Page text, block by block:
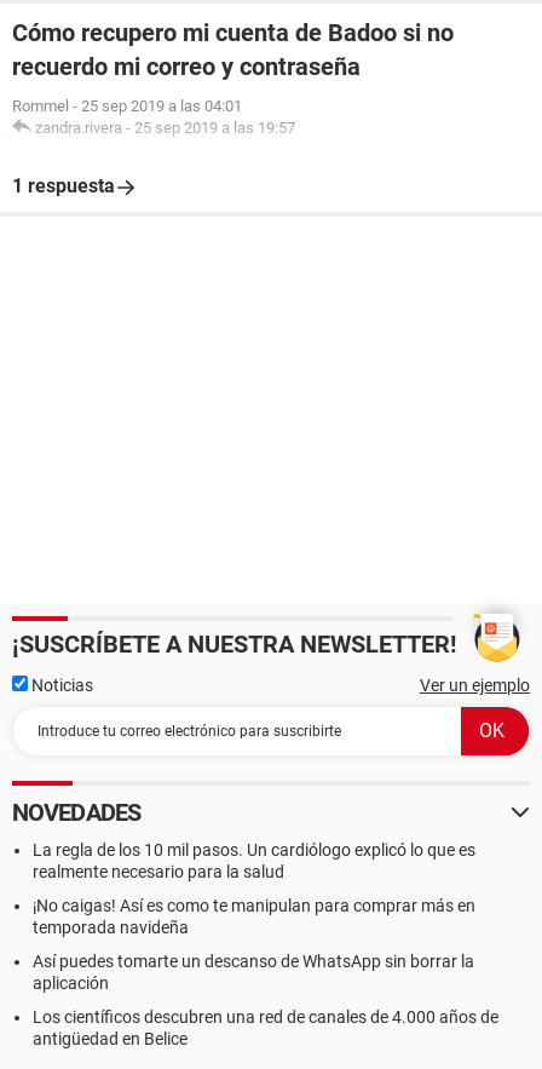
Cómo recupero mi cuenta de Badoo si no
recuerdo mi correo y contraseña
Rommel - 25 sep 2019 a las 04:01
zandra.rivera - 25 sep 2019 a las 19:57
1 respuesta
¡SUSCRÍBETE A NUESTRA NEWSLETTER!
Noticias Ver un ejemplo
NOVEDADES
La regla de los 10 mil pasos. Un cardiólogo explicó lo que es
realmente necesario para la salud
¡No caigas! Así es como te manipulan para comprar más en
temporada navideña
Así puedes tomarte un descanso de WhatsApp sin borrar la
aplicación
Los científicos descubren una red de canales de 4.000 años de
antigüedad en Belice